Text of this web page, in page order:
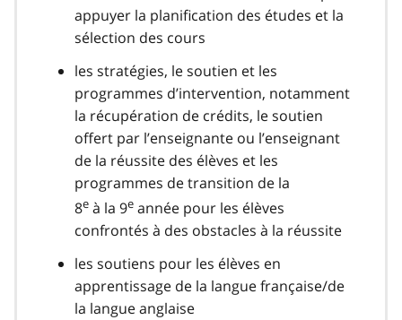
appuyer la planification des études et la
sélection des cours
les stratégies, le soutien et les
programmes d’intervention, notamment
la récupération de crédits, le soutien
offert par l’enseignante ou l’enseignant
de la réussite des élèves et les
programmes de transition de la
8e à la 9e année pour les élèves
confrontés à des obstacles à la réussite
les soutiens pour les élèves en
apprentissage de la langue française/de
la langue anglaise